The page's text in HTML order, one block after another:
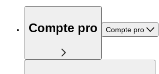
Compte pro Compte pro